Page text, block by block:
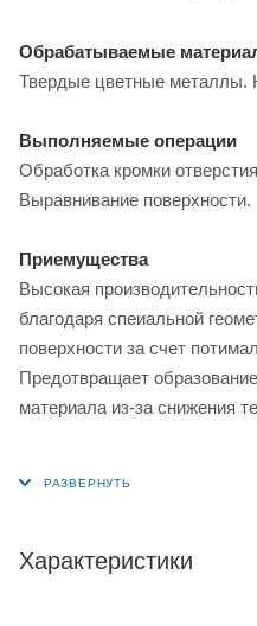
Обрабатываемые
Твердые цветные металлы.
Выполняемые операции
Обработка кромки
Выравнивание поверхности.
Приемущества
Высокая
благодаря спеиальной
поверхности за счет
Предотвращает
материала из-за снижения
Характеристики